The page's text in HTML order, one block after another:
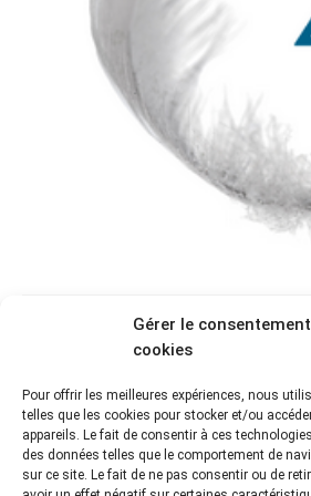
Gérer le
cookies
Pour offrir les meilleures expériences, nous
telles que les cookies pour stocker et/ou
appareils. Le fait de consentir à ces
des données telles que le comportement de
sur ce site. Le fait de ne pas consentir ou de
LES ÉCRITS S’ENVOLENT (2/5)-
CONSTITUTIFS DES ARCHIVES ET
MÉTADONNÉES
Lectures ParFrançois DELION 7 juillet
Éléments constituant du document
concevoir une standardisation des